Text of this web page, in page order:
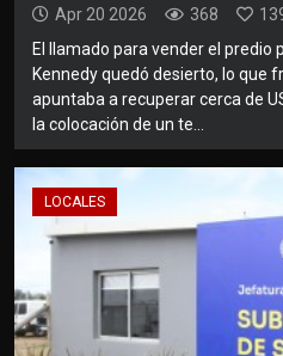
Apr 20 2026 368
El llamado para vender el predio
Kennedy quedó desierto, lo que
apuntaba a recuperar cerca de
la colocación de un te...
LOCALES